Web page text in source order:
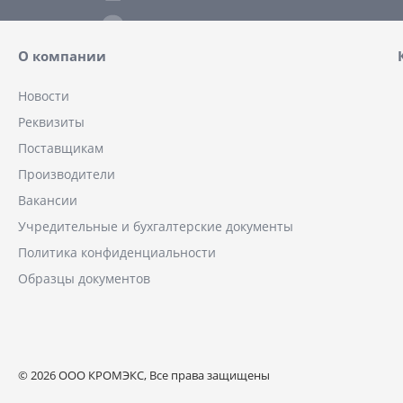
О компании
Новости
Реквизиты
Поставщикам
Производители
Вакансии
Учредительные и бухгалтерские документы
Политика конфиденциальности
Образцы документов
© 2026 ООО КРОМЭКС, Все права защищены